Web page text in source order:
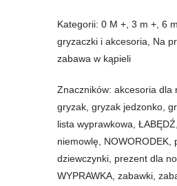
Kategorii:0 M + ,3 m + ,6
gryzaczki i akcesoria
Na
zabawa w kąpieli
Znaczników:akcesoria dla
gryzak ,gryzak jedzonko ,
lista wyprawkowa ,ŁABĘDŹ
niemowlę NOWORODEK
dziewczynki prezent dla
WYPRAWKA ,zabawki ,